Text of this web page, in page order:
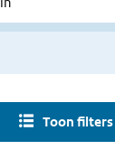
Toon filters